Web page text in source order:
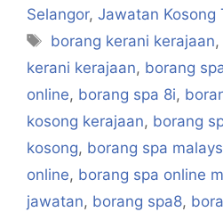
Selangor, Jawatan Kosong
Tags
borang kerani kerajaan,
kerani kerajaan, borang
online, borang spa 8i,
kosong kerajaan, borang
kosong, borang spa
online, borang spa online
jawatan, borang spa8,